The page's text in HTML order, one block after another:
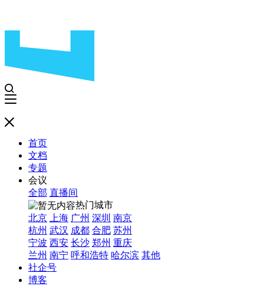
首页
文档
专题
会议
全部 直播间
热门城市
北京
上海 广州 深圳 南京
杭州 武汉 成都 合肥 苏州
宁波 西安 长沙 郑州 重庆
兰州 南宁 呼和浩特 哈尔滨 其他
社企号
博客